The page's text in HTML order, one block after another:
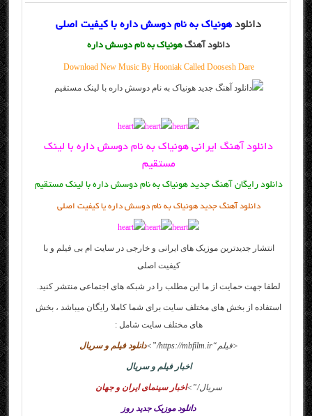
دانلودهونیاک به نام دوسش داره با کیفیت اصلی
دانلود آهنگهونیاک به نام دوسش داره
Download New Music By Hooniak Called Doosesh Dare
دانلود آهنگ ایرانی هونیاک به نام دوسش داره با لینک
مستقیم
دانلود رایگان آهنگ جدید هونیاک به نام دوسش داره با لینک مستقیم
دانلود آهنگ جدید هونیاک به نام دوسش داره یا کیفیت اصلی
انتشار جدیدترین موزیک های ایرانی و خارجی در سایت ام بی فیلم و با
کیفیت اصلی
لطفا جهت حمایت از ما این مطلب را در شبکه های اجتماعی منتشر کنید.
استفاده از بخش های مختلف سایت برای شما کاملا رایگان میباشد ، بخش
های مختلف سایت شامل :
<فیلم“https://mbfilm.ir/”> دانلود فیلم و سریال
اخبار فیلم و سریال
سریال/”>اخبار سینمای ایران و جهان
دانلود موزیک جدید روز